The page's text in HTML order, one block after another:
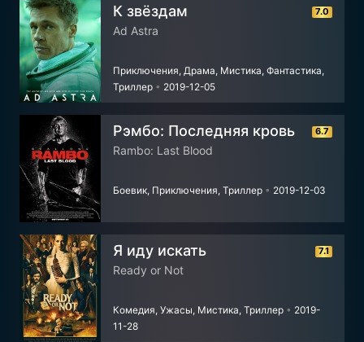
7.0
К звёздам
Ad Astra
Приключения, Драма, Мистика, Фантастика,
Триллер • 2019-12-05
6.7
Рэмбо: Последняя кровь
Rambo: Last Blood
Боевик, Приключения, Триллер • 2019-12-03
7.1
Я иду искать
Ready or Not
Комедия, Ужасы, Мистика, Триллер • 2019-
11-28